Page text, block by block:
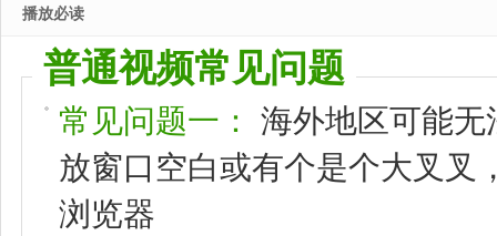
播放必读
普通视频常见问题
常见问题一：
海外地区可能
放窗口空白或有个是个大叉叉
浏览器